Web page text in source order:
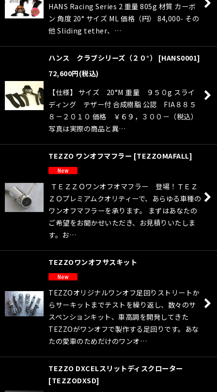
HANS Racing Series 2 重量 805g 材質 カーボ
ン 角度 20° サイズ ML 価格（円） 84,000- その
他 Sliding tether、…
ハンス クラブシリーズ（２０°） [HANS0001]
72,600円(税込)
【仕様】 サイズ 20°M 重量 ９５０g スライ
ディング テザー付 合成樹脂 公認 FIA８８５
８－２０１０ 価格 ￥６９，３００－（税込）
写真は実際の商品と異…
TEZZO ワンオフマフラー [TEZZOMAFALL]
ＴＥＺＺＯワンオフオマフラー 登場！ＴＥＺ
ＺＯプレミアムクオリティーで、あらゆる車種の
ワンオフマフラーを承ります。 まずはあなたの
ご希望をお聞かせいただき、お見積りいたしま
す。お…
TEZZOワンオフサスキット
TEZZOオリジナルワンオフ足回りストリートか
らサーキットまでテストを繰り返し、数々のサ
スペンションキット、車高調を開発してきた
TEZZOがワンオフで製作する足回りです。あな
たの愛車のためだけのワンオ…
TEZZO DXCELスリットディスクローター
[TEZZODXSD]